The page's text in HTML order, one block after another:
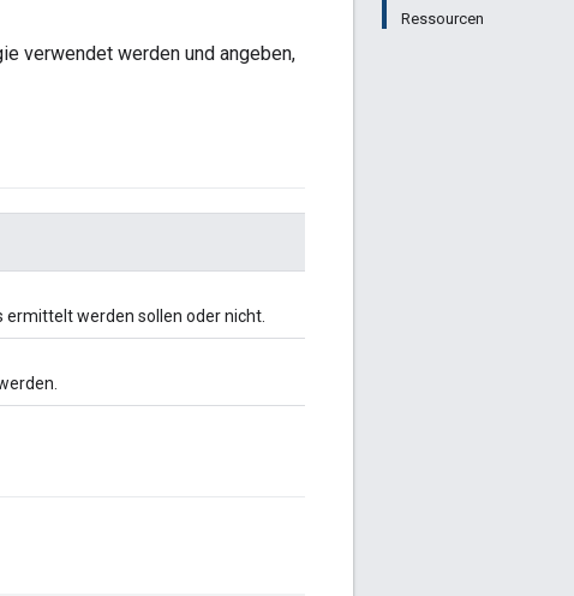
Ressourcen
verwendet werden und angeben,
werden sollen oder nicht.